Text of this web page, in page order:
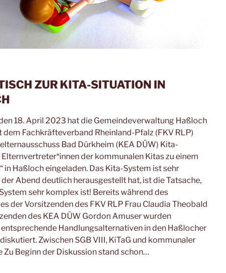
ZUR KITA-SITUATION IN
18. April 2023 hat die Gemeindeverwaltung Haßloch
dem Fachkräfteverband Rheinland-Pfalz (FKV RLP)
Bad Dürkheim (KEA DÜW) Kita-
der kommunalen Kitas zu einem
in Haßloch eingeladen. Das Kita-System ist sehr
Abend deutlich herausgestellt hat, ist die Tatsache,
sehr komplex ist! Bereits während des
der Vorsitzenden des FKV RLP Frau Claudia Theobald
des KEA DÜW Gordon Amuser wurden
Handlungsalternativen in den Haßlocher
Zwischen SGB VIII, KiTaG und kommunaler
Zu Beginn der Diskussion stand schon…